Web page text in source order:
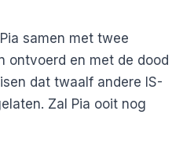
samen met twee
ontvoerd en met de dood
dat twaalf andere IS-
Zal Pia ooit nog